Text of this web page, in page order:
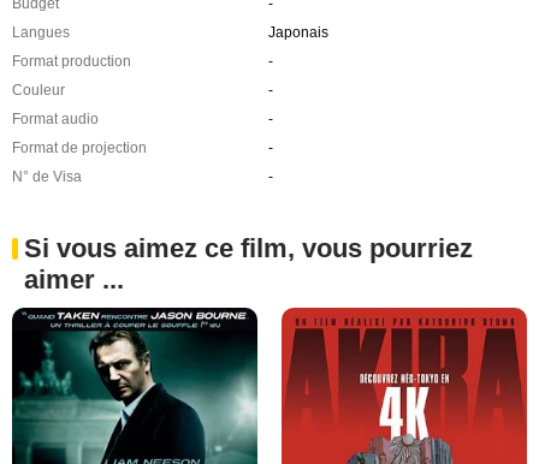
Langues
Japonais
Format production
-
Couleur
-
Format audio
-
Format de projection
-
N° de Visa
-
Si vous aimez ce film, vous pourriez
aimer ...